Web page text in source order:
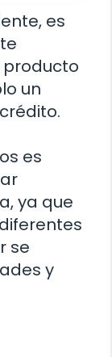
es
producto
un
es
ya que
se
y